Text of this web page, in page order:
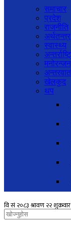
समाचार
प्रदेश
राजनीति
अर्थतन्त्र
स्वास्थ्य
मनोरन्जन
खेलकुद
थप